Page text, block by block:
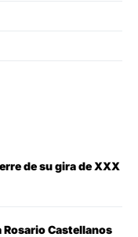
de su gira de XXX
Rosario Castellanos